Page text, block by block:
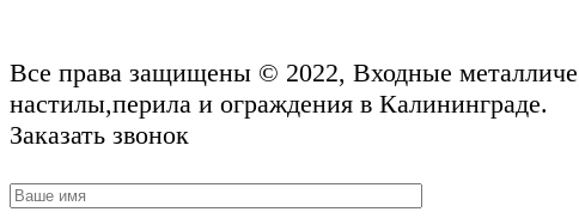
Все права защищены © 2022, Входные
настилы,перила и ограждения в Калининграде.
Заказать звонок